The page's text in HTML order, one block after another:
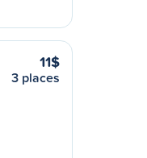
11$
3 places